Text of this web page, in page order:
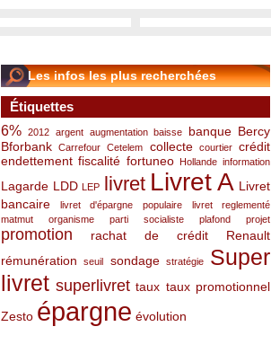
Les infos les plus recherchées
Étiquettes
6% 2012 argent augmentation baisse banque Bercy
Bforbank
Carrefour Cetelem collecte courtier
crédit
endettement fiscalité fortuneo Hollande information
Lagarde LDD LEP livret Livret A Livret
bancaire
livret d'épargne populaire
livret reglementé
matmut
organisme parti socialiste plafond projet
promotion rachat de crédit
Renault
rémunération
seuil sondage stratégie
Super
livret superlivret taux taux promotionnel
Zesto épargne évolution